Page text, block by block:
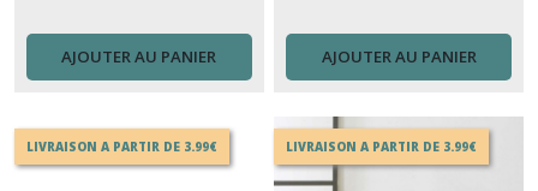
AJOUTER AU PANIER AJOUTER AU PANIER
LIVRAISON A PARTIR DE 3.99€ LIVRAISON A PARTIR DE 3.99€